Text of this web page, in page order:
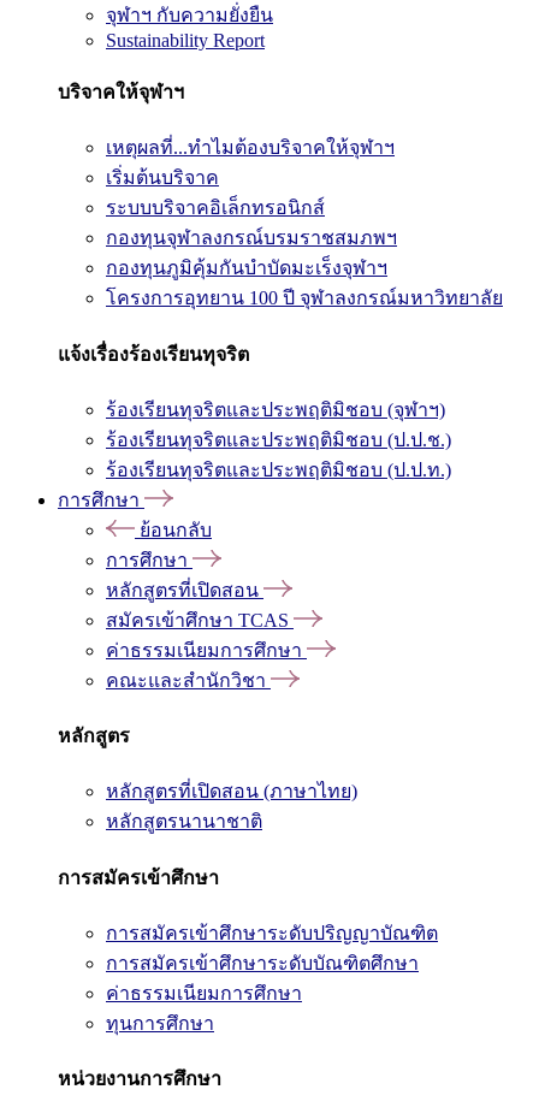
จุฬาฯ กับความยั่งยืน
Sustainability Report
บริจาคให้จุฬาฯ
เหตุผลที่...ทำไมต้องบริจาคให้จุฬาฯ
เริ่มต้นบริจาค
ระบบบริจาคอิเล็กทรอนิกส์
กองทุนจุฬาลงกรณ์บรมราชสมภพฯ
กองทุนภูมิคุ้มกันบำบัดมะเร็งจุฬาฯ
โครงการอุทยาน 100 ปี จุฬาลงกรณ์มหาวิทยาลัย
แจ้งเรื่องร้องเรียนทุจริต
ร้องเรียนทุจริตและประพฤติมิชอบ (จุฬาฯ)
ร้องเรียนทุจริตและประพฤติมิชอบ (ป.ป.ช.)
ร้องเรียนทุจริตและประพฤติมิชอบ (ป.ป.ท.)
การศึกษา
ย้อนกลับ
การศึกษา
หลักสูตรที่เปิดสอน
สมัครเข้าศึกษา TCAS
ค่าธรรมเนียมการศึกษา
คณะและสำนักวิชา
หลักสูตร
หลักสูตรที่เปิดสอน (ภาษาไทย)
หลักสูตรนานาชาติ
การสมัครเข้าศึกษา
การสมัครเข้าศึกษาระดับปริญญาบัณฑิต
การสมัครเข้าศึกษาระดับบัณฑิตศึกษา
ค่าธรรมเนียมการศึกษา
ทุนการศึกษา
หน่วยงานการศึกษา